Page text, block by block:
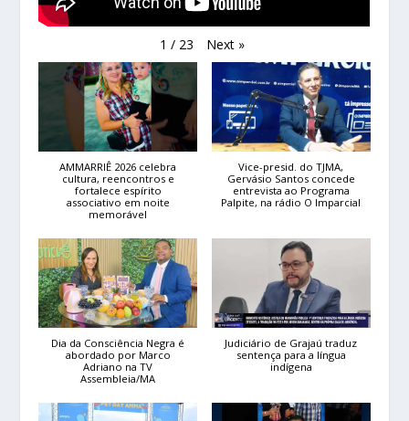
1 / 23 Next »
AMMARRIÊ 2026 celebra
cultura, reencontros e
fortalece espírito
associativo em noite
memorável
Vice-presid. do TJMA,
Gervásio Santos concede
entrevista ao Programa
Palpite, na rádio O Imparcial
Dia da Consciência Negra é
abordado por Marco
Adriano na TV
Assembleia/MA
Judiciário de Grajaú traduz
sentença para a língua
indígena